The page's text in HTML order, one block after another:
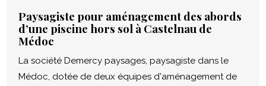
Paysagiste pour aménagement des abords
d’une piscine hors sol à Castelnau de
Médoc
La société Demercy paysages, paysagiste dans le
Médoc, dotée de deux équipes d'aménagement de